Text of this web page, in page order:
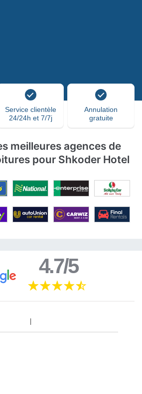
Service clientèle
24/24h et 7/7j
Annulation
gratuite
meilleures agences de
pour Shkoder Hotel
4.7/5